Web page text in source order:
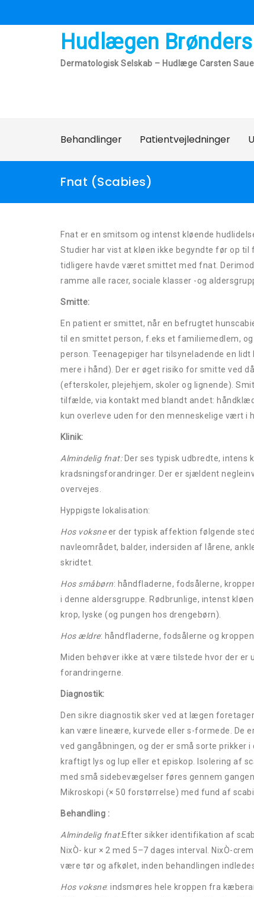
Hudlægen
Dermatologisk Selskab – Hudlæge Carsten
Behandlinger Patientvejledninger
Fnat (scabies)
Fnat er en smitsom og intenst kløende
Studier har vist at kløen ikke begyndte før op
tidligere havde været smittet med fnat.
ramme alle racer, sociale klasser -og
En patient er smittet, når en befrugtet
til en smittet person, f.eks et familiemedlem,
person. Teenagepiger har tilsyneladende en
mere i hånd). Der er øget risiko for smitte ved
(efterskoler, plejehjem, skoler og lignende).
tilfælde, via kontakt med blandt andet:
kun overleve uden for den menneskelige vært i
Almindelig fnat: Der ses typisk udbredte, intens
kradsningsforandringer. Der er sjældent
overvejes.
Hyppigste lokalisation:
Hos voksneer der typisk affektion følgende
navleområdet, balder, indersiden af lårene,
skridtet.
Hos småbørn: håndfladerne, fodsålerne,
i denne aldersgruppe. Rødbrunlige, intenst
krop, lyske (og pungen hos drengebørn).
Hos ældre: håndfladerne, fodsålerne og
Miden behøver ikke at være tilstede hvor der
forandringerne.
Diagnostik:
Den sikre diagnostik sker ved at lægen
kan være lineære, kurvede eller s-formede. De
ved gangåbningen, og der er små sorte prikker
kraftigt lys og lup eller et episkop. Isolering af
med små sidebevægelser føres gennem
Mikroskopi (× 50 forstørrelse) med fund af
Almindelig fnat:Efter sikker identifikation af
NixÒ- kur × 2 med 5–7 dages interval. NixÒ-
være tør og afkølet, inden behandlingen
Hos voksne: indsmøres hele kroppen fra